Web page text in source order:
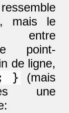
mais le
le point-
de ligne,
}
(mais
une